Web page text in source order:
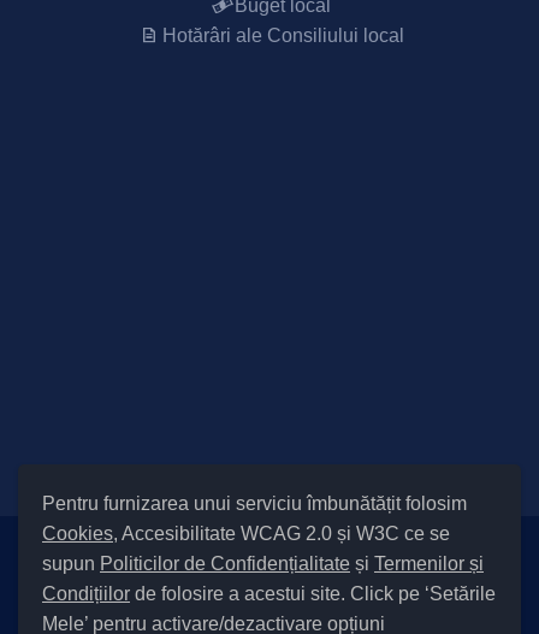
Pentru furnizarea unui serviciu îmbunătățit folosim
Cookies, Accesibilitate WCAG 2.0 și W3C ce se
supun Politicilor de Confidențialitate și Termenilor și
Condițiilor de folosire a acestui site. Click pe ‘Setările
Mele’ pentru activare/dezactivare opțiuni
Buget local
Hotărâri ale Consiliului local
Setări Cookies și Accesibilitate
Informare cu privire la prelucrarea datelor|Politică de utilizare